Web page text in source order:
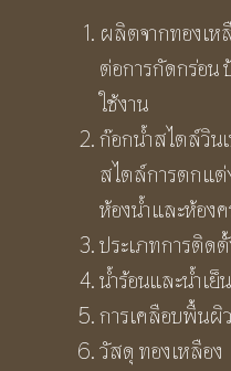
ผลิตจากทองเ
ต่อการกัดกร่อน
ใช้งาน
ก๊อกน้ำสไตล์วิน
สไตล์การตกแต่
ห้องน้ำและห้องค
ประเภทการติด
น้ำร้อนและน้ำเย็น
การเคลือบพื้นผิ
วัสดุ ทองเหลือง